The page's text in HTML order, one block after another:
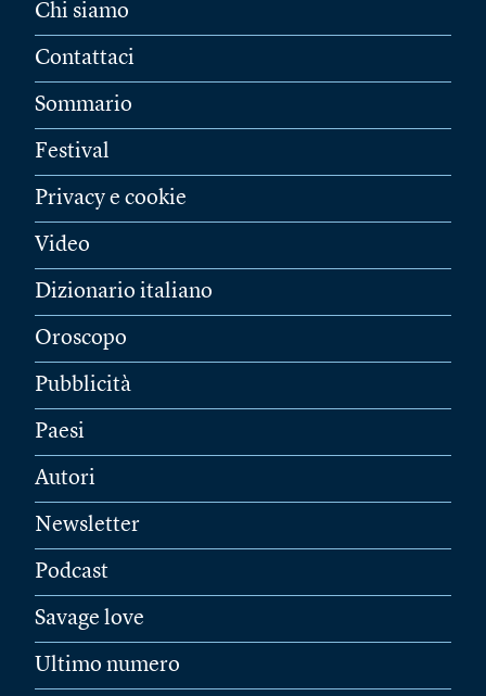
Chi siamo
Contattaci
Sommario
Festival
Privacy e cookie
Video
Dizionario italiano
Oroscopo
Pubblicità
Paesi
Autori
Newsletter
Podcast
Savage love
Ultimo numero